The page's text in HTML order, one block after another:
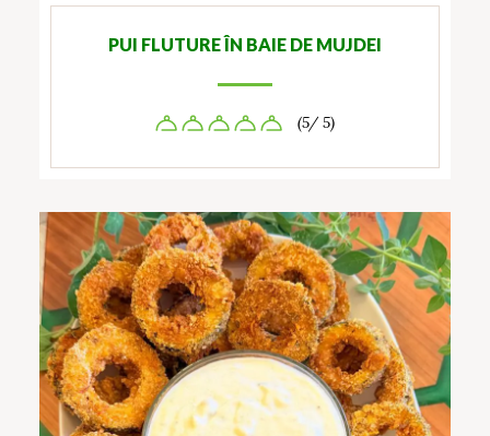
PUI FLUTURE ÎN BAIE DE MUJDEI
(5/ 5)